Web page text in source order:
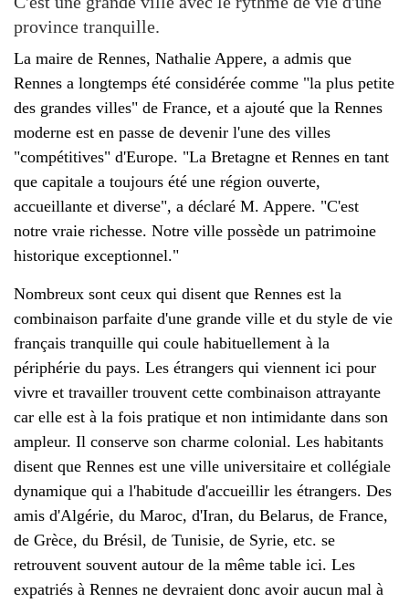
province tranquille.
La maire de Rennes, Nathalie Appere, a admis que
Rennes a longtemps été considérée comme "la plus petite
des grandes villes" de France, et a ajouté que la Rennes
moderne est en passe de devenir l'une des villes
"compétitives" d'Europe. "La Bretagne et Rennes en tant
que capitale a toujours été une région ouverte,
accueillante et diverse", a déclaré M. Appere. "C'est
notre vraie richesse. Notre ville possède un patrimoine
historique exceptionnel."
Nombreux sont ceux qui disent que Rennes est la
combinaison parfaite d'une grande ville et du style de vie
français tranquille qui coule habituellement à la
périphérie du pays. Les étrangers qui viennent ici pour
vivre et travailler trouvent cette combinaison attrayante
car elle est à la fois pratique et non intimidante dans son
ampleur. Il conserve son charme colonial. Les habitants
disent que Rennes est une ville universitaire et collégiale
dynamique qui a l'habitude d'accueillir les étrangers. Des
amis d'Algérie, du Maroc, d'Iran, du Belarus, de France,
de Grèce, du Brésil, de Tunisie, de Syrie, etc. se
retrouvent souvent autour de la même table ici. Les
expatriés à Rennes ne devraient donc avoir aucun mal à